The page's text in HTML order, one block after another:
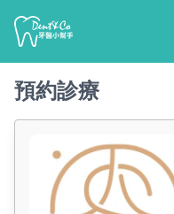
預約診療